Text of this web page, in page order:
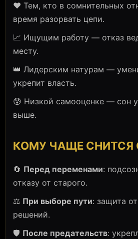
❤️ Тем, кто в сомнительных
время разорвать цепи.
📈 Ищущим работу — отказ
месту.
👑 Лидерским натурам —
укрепит власть.
😰 Низкой самооценке — сон
выше.
КОМУ ЧАЩЕ СНИТСЯ
🔄 Перед переменами:
отказу от старого.
⚖️ При выборе пути: защита
решений.
🛡️ После предательств: